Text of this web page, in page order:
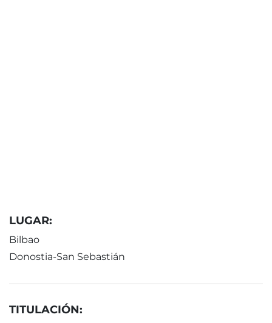
LUGAR:
Bilbao
Donostia-San Sebastián
TITULACIÓN: